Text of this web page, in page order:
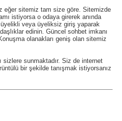
eğer sitemiz tam size göre. Sitemizde
istiyorsa o odaya girerek anında
veya üyeliksiz giriş yaparak
edinin. Güncel sohbet imkanı
olanakları geniş olan sitemiz
sunmaktadır. Siz de internet
bir şekilde tanışmak istiyorsanız